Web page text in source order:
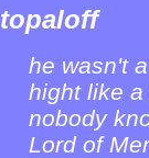
topaloff
he wasn't
hight like
nobody
Lord of